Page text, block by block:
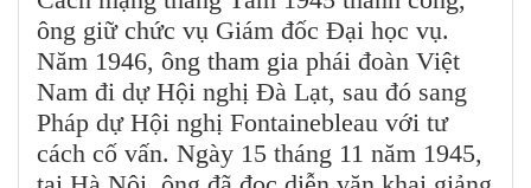
ông giữ chức vụ Giám đốc Đại học vụ.
Năm 1946, ông tham gia phái đoàn Việt
Nam đi dự Hội nghị Đà Lạt, sau đó sang
Pháp dự Hội nghị Fontainebleau với tư
cách cố vấn. Ngày 15 tháng 11 năm 1945,